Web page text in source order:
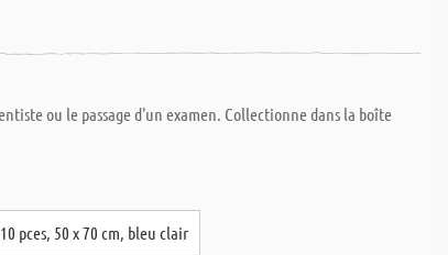
ou le passage d'un examen. Collectionne dans la boîte
pces, 50 x 70 cm, bleu clair